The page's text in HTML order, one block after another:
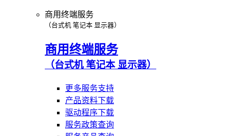
商用终端服务
（台式机 笔记本 显示器）
商用终端服务
（台式机 笔记本 显示器）
更多服务支持
产品资料下载
驱动程序下载
服务政策查询